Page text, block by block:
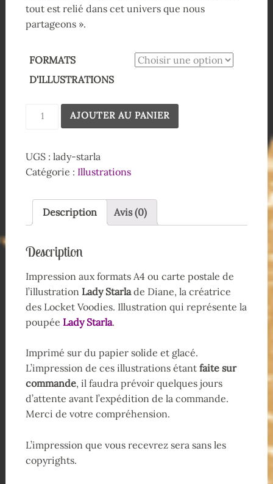
tout est relié dans cet univers que nous
partageons ».
FORMATS
D'ILLUSTRATIONS
AJOUTER AU PANIER
UGS : lady-starla
Catégorie : Illustrations
Description Avis (0)
Description
Impression aux formats A4 ou carte postale de
l’illustration Lady Starlade Diane, la créatrice
des Locket Voodies. Illustration qui représente la
poupée Lady Starla.
Imprimé sur du papier solide et glacé.
L’impression de ces illustrations étant faite sur
commande, il faudra prévoir quelques jours
d’attente avant l’expédition de la commande.
Merci de votre compréhension.
L’impression que vous recevrez sera sans les
copyrights.